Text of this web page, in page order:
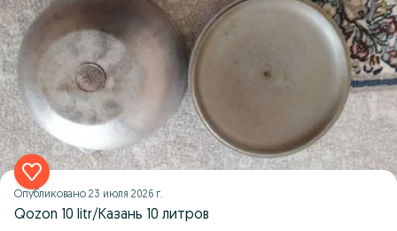
Опубликовано 23 июля 2026 г.
Qozon 10 litr/Казань 10 литров